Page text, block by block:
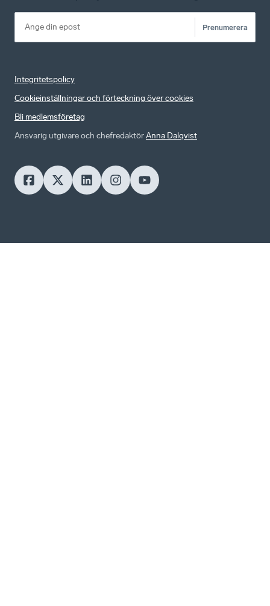
Prenumerera
Integritetspolicy
Cookieinställningar och förteckning över cookies
Bli medlemsföretag
Ansvarig utgivare och chefredaktörAnna Dalqvist